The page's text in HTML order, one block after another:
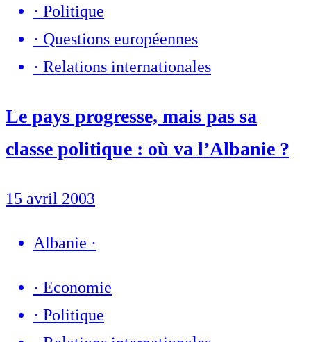
· Politique
· Questions européennes
· Relations internationales
Le pays progresse, mais pas sa
classe politique : où va l’Albanie ?
15 avril 2003
Albanie ·
· Economie
· Politique